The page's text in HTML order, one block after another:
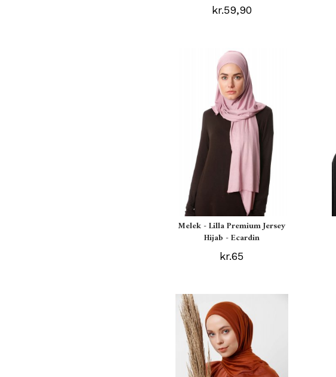
kr.59,90
Melek - Lilla Premium Jersey
Hijab - Ecardin
kr.65